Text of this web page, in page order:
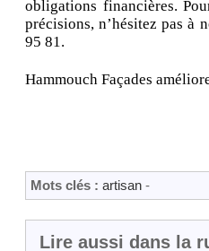
obligations financières.
précisions, n’hésitez pas à
95 81.
Hammouch Façades
Mots clés : artisan -
Lire aussi dans la